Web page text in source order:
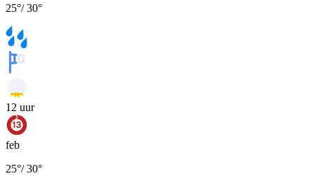
25°/30°
12 uur
feb
25°/30°